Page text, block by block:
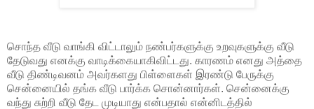
சொந்த வீடு வாங்கி விட்டாலும் நண்பர்களுக்கு உறவுகளுக்கு வீடு
தேடுவது எனக்கு வாடிக்கையாகிவிட்டது. காரணம் எனது அத்தை
வீடு திண்டிவனம் அவர்களது பிள்ளைகள் இரண்டு பேருக்கு
சென்னையில் தங்க வீடு பார்க்க சொன்னார்கள். சென்னைக்கு
வந்து சுற்றி வீடு தேட முடியாது என்பதால் என்னிடத்தில்